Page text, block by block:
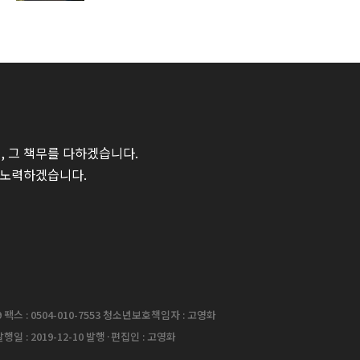
그 책무를 다하겠습니다.
력하겠습니다.
스 : 0504-010-7553 청소년보호책임자 : 고영화
일 : 2019-12-10 발행·편집인 : 고영화